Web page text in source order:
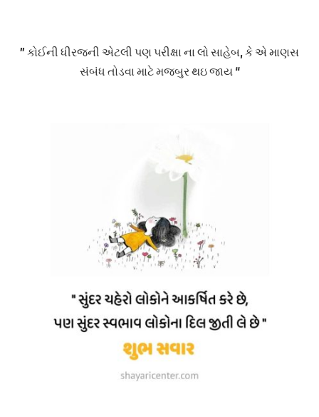
” કોઈની ધીરજની એટલી પણ પરીક્ષા ના લો સાહેબ, કે એ માણસ
સંબંધ તોડવા માટે મજબુર થઇ જાય “